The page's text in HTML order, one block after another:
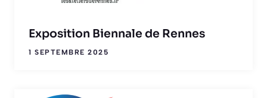
Exposition Biennale de Rennes
1 SEPTEMBRE 2025